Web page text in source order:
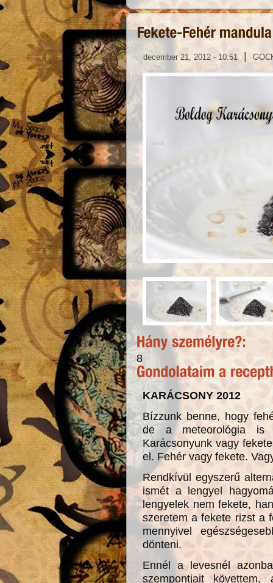
december 21, 2012 - 10:51 |
8
KARÁCSONY 2012
Bízzunk benne, hogy
de a meteorológia is
Karácsonyunk vagy
el. Fehér vagy fekete.
Rendkívül egyszerű
ismét a lengyel
lengyelek nem fekete,
szeretem a fekete rizst a
mennyivel
dönteni.
Ennél a levesnél
szempontjait